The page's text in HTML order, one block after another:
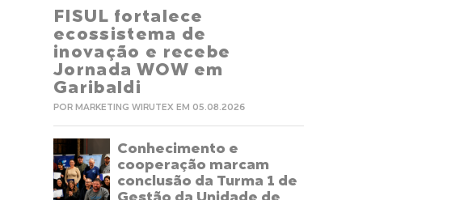
FISUL fortalece
ecossistema de
inovação e recebe
Jornada WOW em
Garibaldi
POR MARKETING WIRUTEX EM 05.08.2026
Conhecimento e
cooperação marcam
conclusão da Turma 1 de